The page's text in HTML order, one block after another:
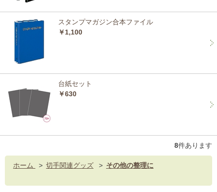
スタンプマガジン合本ファイル
￥1,100
台紙セット
￥630
8件あります
ホーム > 切手関連グッズ > その他の整理に